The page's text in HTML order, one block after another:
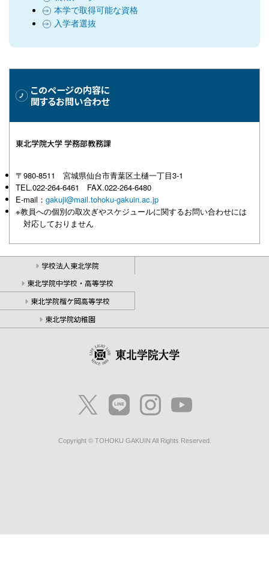
本学で取得可能な資格
入学者選抜
このページの内容に
関するお問い合わせ
東北学院大学 学務部教務課
〒980-8511 宮城県仙台市青葉区土樋一丁目3-1
TEL.022-264-6461 FAX.022-264-6480
E-mail： gakuji@mail.tohoku-gakuin.ac.jp
※教員への個別の取次ぎやスケジュールに関するお問い合わせには
対応しておりません
学校法人東北学院
東北学院中学校・高等学校
東北学院榴ケ岡高等学校
東北学院幼稚園
Copyright © TOHOKU GAKUIN All Rights Reserved.